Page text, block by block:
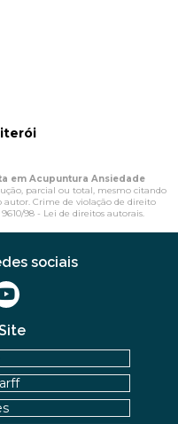
em Acupuntura Ansiedade
parcial ou total, mesmo citando
autor. Crime de violação de direito
9610/98 - Lei de direitos autorais.
sociais